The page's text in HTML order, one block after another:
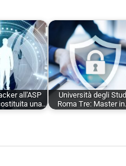
all'ASP
una…
Università degli
Roma Tre: Master